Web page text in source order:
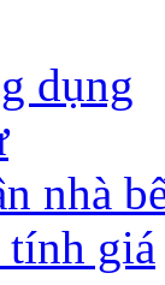
dụng
nhà
tính giá